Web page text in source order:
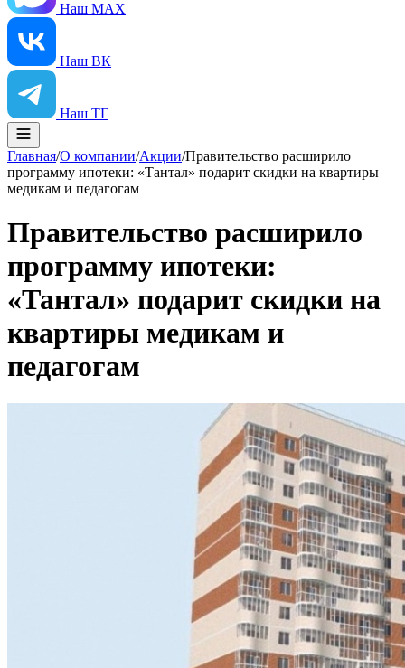
Наш MAX
Наш ВК
Наш ТГ
Главная/О компании/Акции/Правительство расширило
программу ипотеки: «Тантал» подарит скидки на квартиры
медикам и педагогам
Правительство расширило
программу ипотеки:
«Тантал» подарит скидки на
квартиры медикам и
педагогам